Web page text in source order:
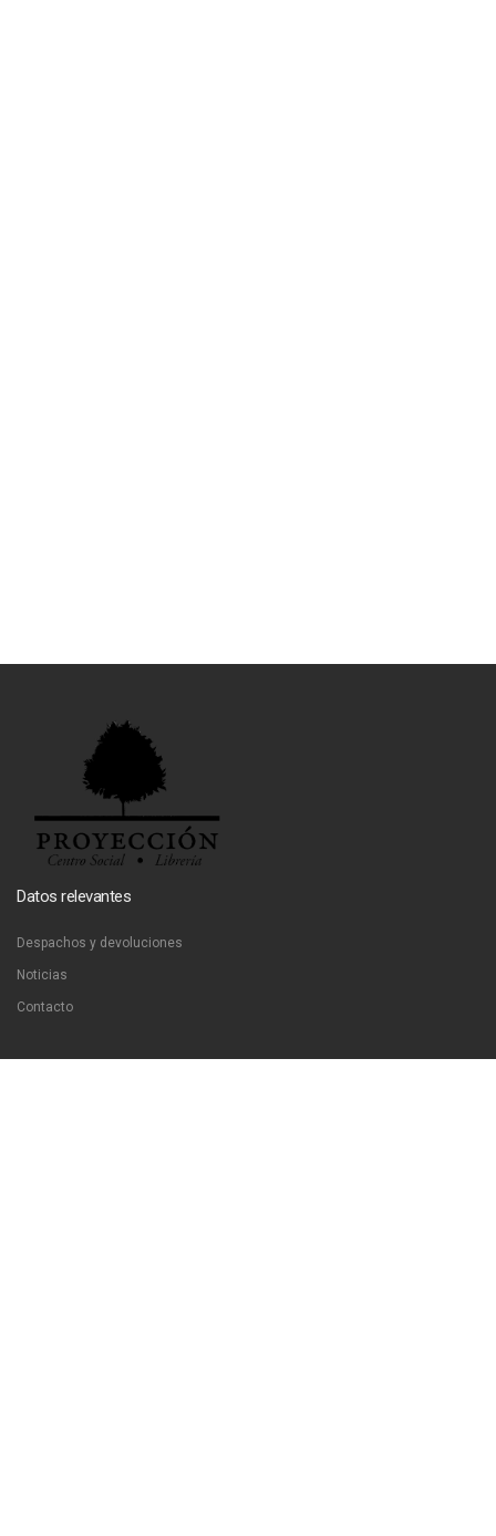
Datos relevantes
Despachos y devoluciones
Noticias
Contacto
Contáctanos